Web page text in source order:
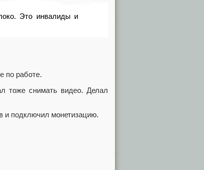
Это инвалиды и
по работе.
тоже снимать видео. Делал
и подключил монетизацию.